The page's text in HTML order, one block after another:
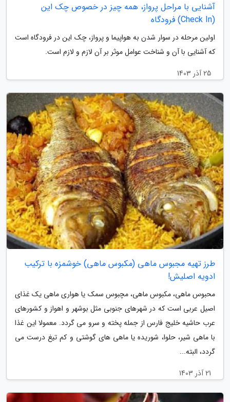
آشنایی با مراحل پرواز، همه چیز در خصوص چک این
(Check In) فرودگاه
اولین مرحله در سوار شدن به هواپیما و پرواز، چک این در فرودگاه است
که آشنایی با آن و شناخت عوامل موثر بر آن لازم و لازم است.
25 آذر 1403
طرز تهیه مجبوس ماهی (مکبوس ماهی) خوشمزه با ترکیب
ادویه اصلیش!
محبوس ماهی، مکبوس ماهی، مچبوس سمک یا هواری ماهی یک غذای
اصیل عربی است که در شهرهای جنوبی مثل بوشهر و اهواز و کشورهای
عرب حاشیه خلیج فارس از جمله پخته و سرو می گردد. معمولا این غذا
با ماهی شیر، حلوا، شوریده یا ماهی های گوشتی و کم تیغ درست می
گردد، البته...
21 آذر 1403